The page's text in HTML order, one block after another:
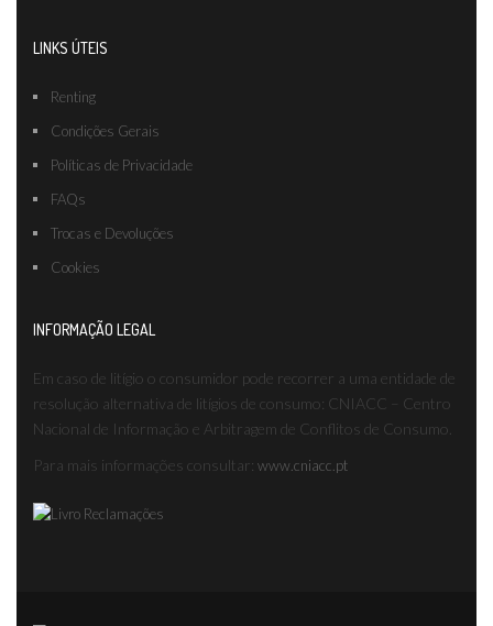
LINKS ÚTEIS
Renting
Condições Gerais
Políticas de Privacidade
FAQs
Trocas e Devoluções
Cookies
INFORMAÇÃO LEGAL
Em caso de litígio o consumidor pode recorrer a uma entidade de
resolução alternativa de litígios de consumo: CNIACC – Centro
Nacional de Informação e Arbitragem de Conflitos de Consumo.
Para mais informações consultar: www.cniacc.pt